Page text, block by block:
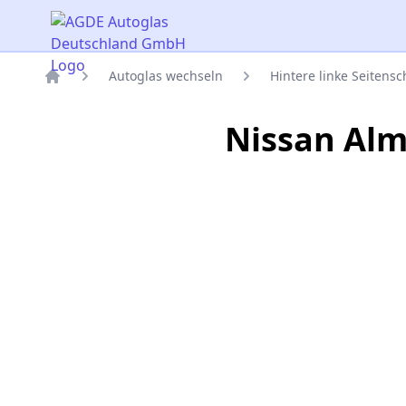
AGDE Autoglas Deutschland GmbH
Autoglas wechseln Hintere linke
Nissan